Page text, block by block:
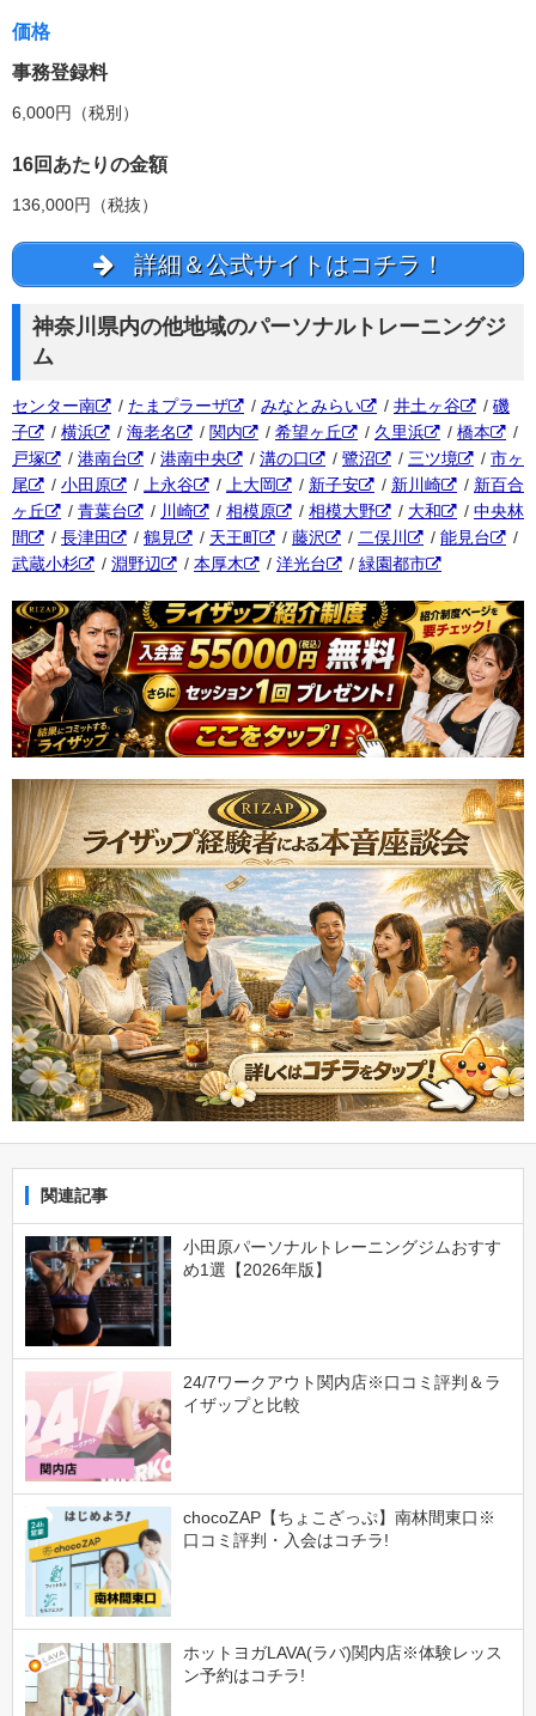
価格
事務登録料
6,000円（税別）
16回あたりの金額
136,000円（税抜）
詳細＆公式サイトはコチラ！
神奈川県内の他地域のパーソナルトレーニングジ
ム
センター南 / たまプラーザ / みなとみらい / 井土ヶ谷 / 磯
子
/ 横浜 / 海老名 / 関内 / 希望ヶ丘 / 久里浜 / 橋本
/
戸塚
/ 港南台 / 港南中央 / 溝の口 / 鷺沼 / 三ツ境 / 市ヶ
尾
/ 小田原 / 上永谷 / 上大岡 / 新子安 / 新川崎 / 新百合
ヶ丘
/ 青葉台 / 川崎 / 相模原 / 相模大野 / 大和 / 中央林
間
/ 長津田 / 鶴見 / 天王町 / 藤沢 / 二俣川 / 能見台
/
武蔵小杉
/ 淵野辺 / 本厚木 / 洋光台 / 緑園都市
関連記事
小田原パーソナルトレーニングジムおすす
め1選【2026年版】
24/7ワークアウト関内店※口コミ評判＆ラ
イザップと比較
chocoZAP【ちょこざっぷ】南林間東口※
口コミ評判・入会はコチラ!
ホットヨガLAVA(ラバ)関内店※体験レッス
ン予約はコチラ!